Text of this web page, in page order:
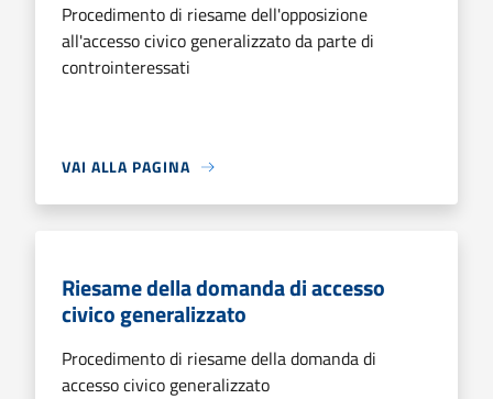
Procedimento di riesame dell'opposizione
all'accesso civico generalizzato da parte di
controinteressati
VAI ALLA PAGINA
Riesame della domanda di accesso
civico generalizzato
Procedimento di riesame della domanda di
accesso civico generalizzato